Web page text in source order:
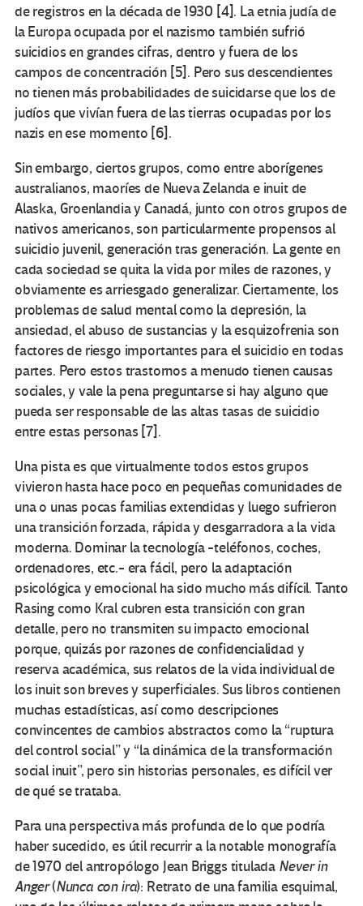
de registros en la década de 1930 [4]. La etnia judía de
la Europa ocupada por el nazismo también sufrió
suicidios en grandes cifras, dentro y fuera de los
campos de concentración [5]. Pero sus descendientes
no tienen más probabilidades de suicidarse que los de
judíos que vivían fuera de las tierras ocupadas por los
nazis en ese momento [6].
Sin embargo, ciertos grupos, como entre aborígenes
australianos, maoríes de Nueva Zelanda e inuit de
Alaska, Groenlandia y Canadá, junto con otros grupos de
nativos americanos, son particularmente propensos al
suicidio juvenil, generación tras generación. La gente en
cada sociedad se quita la vida por miles de razones, y
obviamente es arriesgado generalizar. Ciertamente, los
problemas de salud mental como la depresión, la
ansiedad, el abuso de sustancias y la esquizofrenia son
factores de riesgo importantes para el suicidio en todas
partes. Pero estos trastornos a menudo tienen causas
sociales, y vale la pena preguntarse si hay alguno que
pueda ser responsable de las altas tasas de suicidio
entre estas personas [7].
Una pista es que virtualmente todos estos grupos
vivieron hasta hace poco en pequeñas comunidades de
una o unas pocas familias extendidas y luego sufrieron
una transición forzada, rápida y desgarradora a la vida
moderna. Dominar la tecnología -teléfonos, coches,
ordenadores, etc.- era fácil, pero la adaptación
psicológica y emocional ha sido mucho más difícil. Tanto
Rasing como Kral cubren esta transición con gran
detalle, pero no transmiten su impacto emocional
porque, quizás por razones de confidencialidad y
reserva académica, sus relatos de la vida individual de
los inuit son breves y superficiales. Sus libros contienen
muchas estadísticas, así como descripciones
convincentes de cambios abstractos como la “ruptura
del control social” y “la dinámica de la transformación
social inuit”, pero sin historias personales, es difícil ver
de qué se trataba.
Para una perspectiva más profunda de lo que podría
haber sucedido, es útil recurrir a la notable monografía
de 1970 del antropólogo Jean Briggs titulada Never in
Anger(Nunca con ira): Retrato de una familia esquimal,